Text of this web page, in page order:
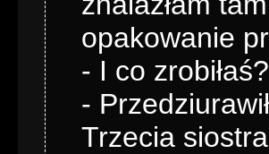
opakowanie
- I co
-
Trzecia